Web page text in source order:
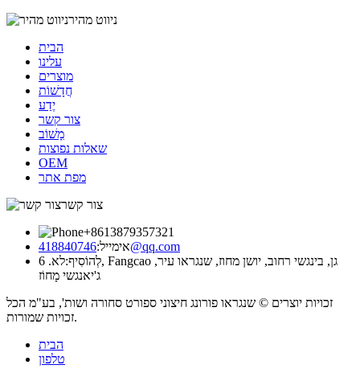
ניווט מהיר
הבית
עלינו
מוצרים
חֲדָשׁוֹת
יֶדַע
צור קשר
מָשׁוֹב
שאלות נפוצות
OEM
מפת אתר
צור קשר
+8613879357321
אימייל:418840746@qq.com
לְהוֹסִיף:
לא. 6, Fangcao גן, בינגשי רחוב, יושן מחוז, שנגראו עיר,
ג'יאנגשי מָחוֹז
זכויות יוצרים © שנגראו פורונג חיצוני ספורט סחורה ושות', בע"מ הכל
זכויות שמורות.
הבית
טלפון